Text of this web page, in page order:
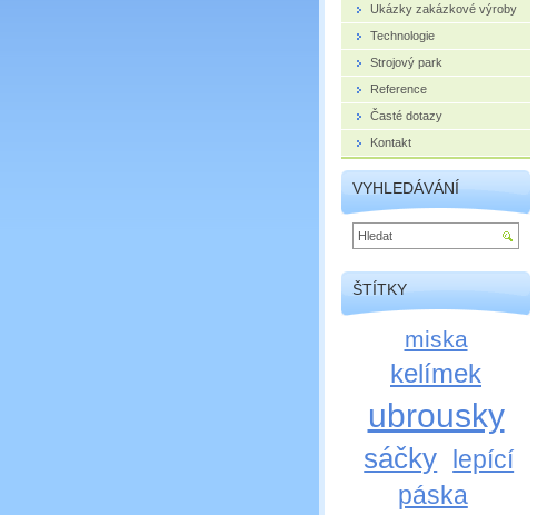
Ukázky zakázkové výroby
Technologie
Strojový park
Reference
Časté dotazy
Kontakt
VYHLEDÁVÁNÍ
ŠTÍTKY
miska
kelímek
ubrousky
sáčky lepící
páska